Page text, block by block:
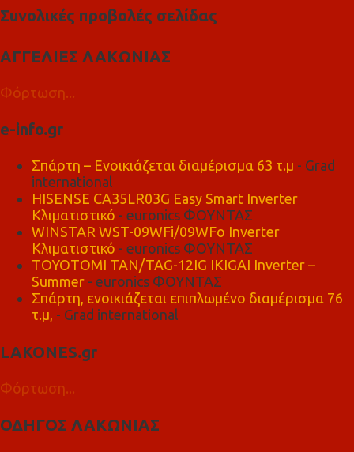
Συνολικές προβολές σελίδας
ΑΓΓΕΛΙΕΣ ΛΑΚΩΝΙΑΣ
Φόρτωση...
e-info.gr
Σπάρτη – Ενοικιάζεται διαμέρισμα 63 τ.μ - Grad
international
HISENSE CA35LR03G Easy Smart Inverter
Κλιματιστικό - euronics ΦΟΥΝΤΑΣ
WINSTAR WST-09WFi/09WFo Inverter
Κλιματιστικό - euronics ΦΟΥΝΤΑΣ
TOYOTOMI TAN/TAG-12IG IKIGAI Inverter –
Summer - euronics ΦΟΥΝΤΑΣ
Σπάρτη, ενοικιάζεται επιπλωμένο διαμέρισμα 76
τ.μ, - Grad international
LAKONES.gr
Φόρτωση...
ΟΔΗΓΟΣ ΛΑΚΩΝΙΑΣ